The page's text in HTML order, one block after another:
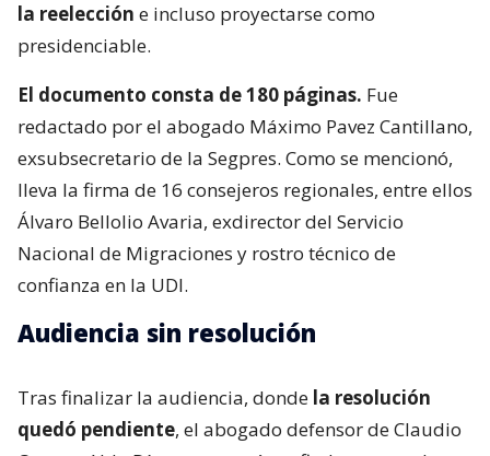
la reelección e incluso proyectarse como
presidenciable.
El documento consta de 180 páginas. Fue
redactado por el abogado Máximo Pavez Cantillano,
exsubsecretario de la Segpres. Como se mencionó,
lleva la firma de 16 consejeros regionales, entre ellos
Álvaro Bellolio Avaria, exdirector del Servicio
Nacional de Migraciones y rostro técnico de
confianza en la UDI.
Audiencia sin resolución
Tras finalizar la audiencia, donde la resolución
quedó pendiente, el abogado defensor de Claudio